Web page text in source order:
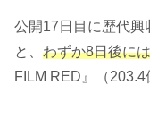
公開17日目に歴代興
と、 わずか8日後には
FILM RED』（203.4